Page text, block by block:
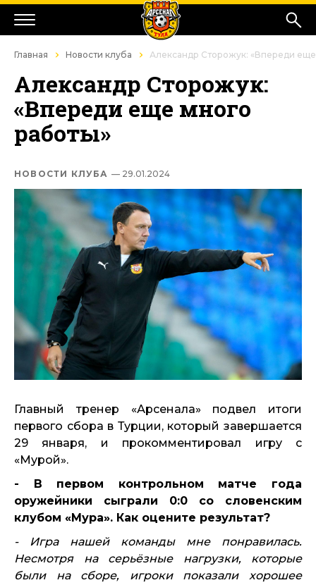
Главная Новости клуба Александр Сторожук: «Впереди
Александр Сторожук:
«Впереди еще много
работы»
НОВОСТИ КЛУБА — 29.01.2024
Главный тренер «Арсенала» подвел итоги
первого сбора в Турции, который завершается
29 января, и прокомментировал игру с
«Мурой».
- В первом контрольном матче года
оружейники сыграли 0:0 со словенским
клубом «Мура». Как оцените результат?
- Игра нашей команды мне понравилась.
Несмотря на серьёзные нагрузки, которые
были на сборе, игроки показали хорошее